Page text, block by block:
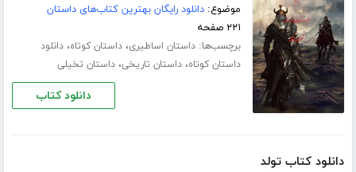
موضوع:دانلود رایگان بهترین کتاب‌های داستان
۲۲۱ صفحه
برچسب‌ها:داستان اساطیری،داستان کوتاه،دانلود
داستان کوتاه،داستان تاریخی،داستان تخیلی
دانلود کتاب
دانلود کتاب تولد